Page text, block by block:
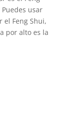
usar
el Feng Shui,
por alto es la